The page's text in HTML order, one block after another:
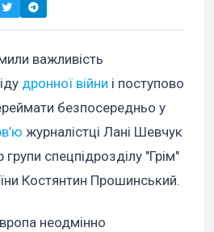
важливість
дронної війни і поступово
безпосередньо у
журналістці Лані Шевчук
спецпідрозділу "Грім"
Костянтин Прошинський.
неодмінно